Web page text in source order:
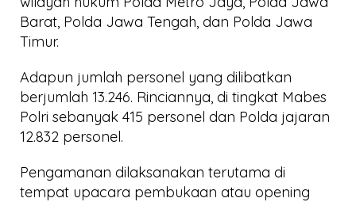
Barat, Polda Jawa Tengah, dan Polda Jawa
Timur.
Adapun jumlah personel yang dilibatkan
berjumlah 13.246. Rinciannya, di tingkat Mabes
Polri sebanyak 415 personel dan Polda jajaran
12.832 personel.
Pengamanan dilaksanakan terutama di
tempat upacara pembukaan atau opening